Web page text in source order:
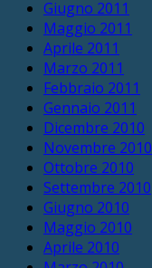
Giugno 2011
Maggio 2011
Aprile 2011
Marzo 2011
Febbraio 2011
Gennaio 2011
Dicembre 2010
Novembre 2010
Ottobre 2010
Settembre 2010
Giugno 2010
Maggio 2010
Aprile 2010